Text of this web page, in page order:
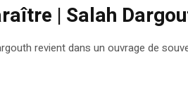
| Salah
revient dans un ouvrage de